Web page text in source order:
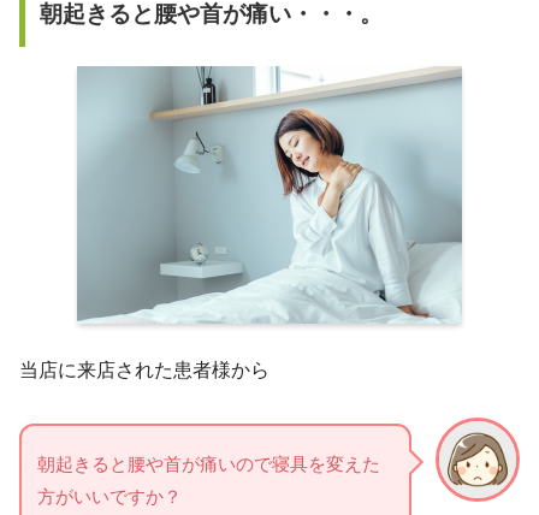
朝起きると腰や首が痛い・・・。
当店に来店された患者様から
朝起きると腰や首が痛いので寝具を変えた
方がいいですか？